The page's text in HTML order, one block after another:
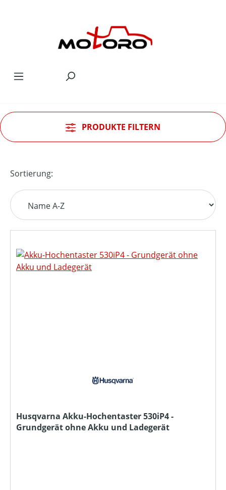
PRODUKTE FILTERN
Sortierung:
Husqvarna Akku-Hochentaster 530iP4 -
Grundgerät ohne Akku und Ladegerät